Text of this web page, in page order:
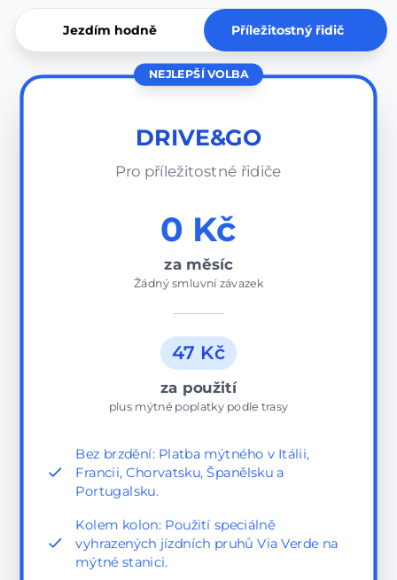
Jezdím hodně Příležitostný řidič
NEJLEPŠÍ VOLBA
DRIVE&GO
Pro příležitostné řidiče
0 Kč
za měsíc
Žádný smluvní závazek
47 Kč
za použití
plus mýtné poplatky podle trasy
Bez brzdění: Platba mýtného v Itálii,
Francii, Chorvatsku, Španělsku a
Portugalsku.
Kolem kolon: Použití speciálně
vyhrazených jízdních pruhů Via Verde na
mýtné stanici.